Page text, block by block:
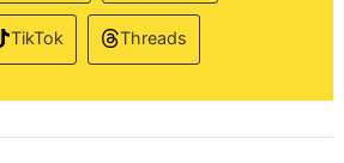
TikTok Threads